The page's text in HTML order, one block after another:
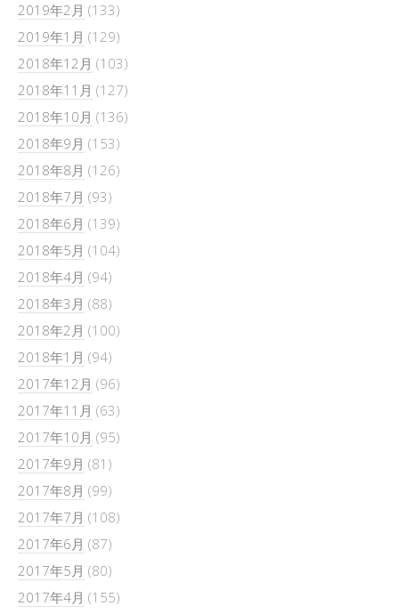
2019年2月 (133)
2019年1月 (129)
2018年12月 (103)
2018年11月 (127)
2018年10月 (136)
2018年9月 (153)
2018年8月 (126)
2018年7月 (93)
2018年6月 (139)
2018年5月 (104)
2018年4月 (94)
2018年3月 (88)
2018年2月 (100)
2018年1月 (94)
2017年12月 (96)
2017年11月 (63)
2017年10月 (95)
2017年9月 (81)
2017年8月 (99)
2017年7月 (108)
2017年6月 (87)
2017年5月 (80)
2017年4月 (155)